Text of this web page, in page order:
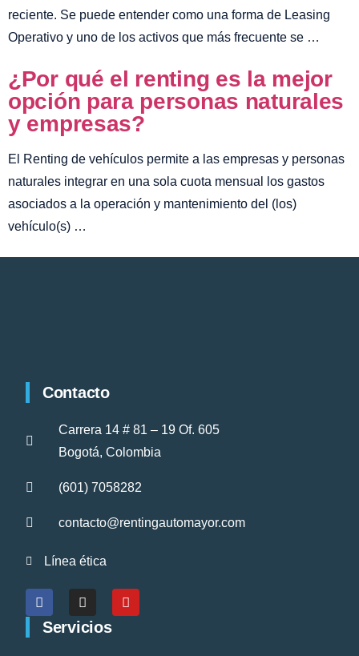
reciente. Se puede entender como una forma de Leasing
Operativo y uno de los activos que más frecuente se …
¿Por qué el renting es la mejor
opción para personas naturales
y empresas?
El Renting de vehículos permite a las empresas y personas
naturales integrar en una sola cuota mensual los gastos
asociados a la operación y mantenimiento del (los)
vehículo(s) …
Contacto
Carrera 14 # 81 – 19 Of. 605
Bogotá, Colombia
(601) 7058282
contacto@rentingautomayor.com
Línea ética
Servicios